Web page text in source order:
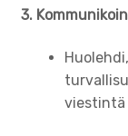
3.
viestintä